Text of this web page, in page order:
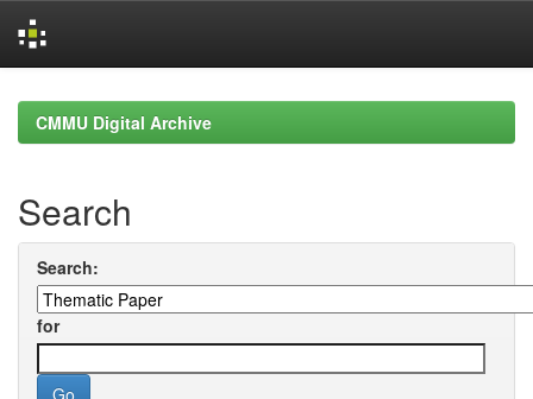
navigationCMMU Digital Archive
Search
Search:
for